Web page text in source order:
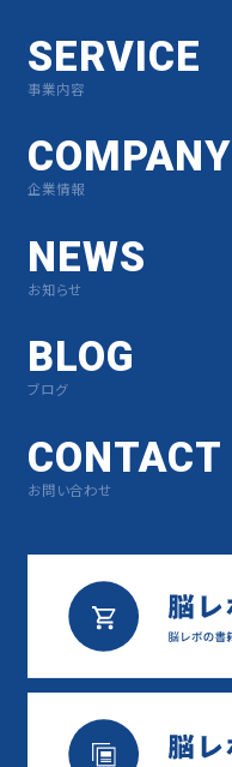
SERVICE
事業内容
COMPANY
企業情報
NEWS
お知らせ
BLOG
ブログ
CONTACT
お問い合わせ